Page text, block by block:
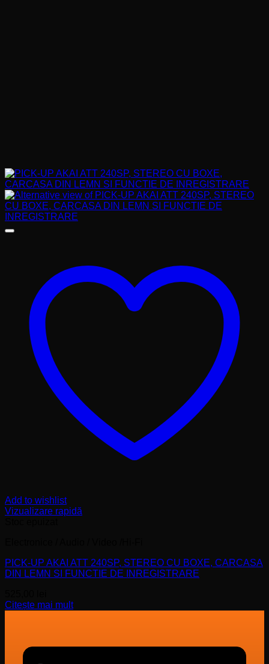
Add to wishlist
Vizualizare rapidă
PICK-UP AKAI ATT 240SP, STEREO CU BOXE, CARCASA
DIN LEMN SI FUNCTIE DE INREGISTRARE
Citește mai mult